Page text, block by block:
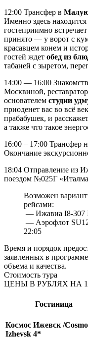
12:00 Трансфер в
Именно здесь
гостеприимно
принято — у ворот с
красавцем конем и
гостей ждет обед из
табаней с зыретом,
14:00 — 16:00
Москвиной,
основателем студии
приоденет вас во всё
прабабушек, и
а также что такое
16:00 – 17:00 Трансфер
Окончание
18:04 Отправление из
поездом №025Г
Возможен
рейсами:
— Ижавиа I8-307
— Аэрофлот
22:05
Время и порядок
заявленных в
объема и качества.
Стоимость тура
ЦЕНЫ В РУБЛЯХ НА
Гостиница
Космос Ижевск /
Izhevsk 4*